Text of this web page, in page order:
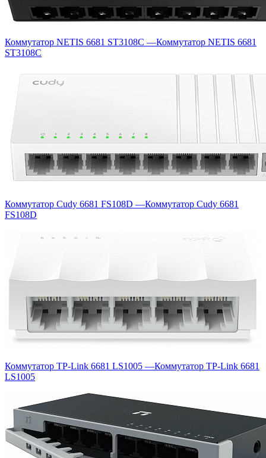
Коммутатор NETIS 6681 ST3108C —Коммутатор NETIS 6681
ST3108C
Коммутатор Cudy 6681 FS108D —Коммутатор Cudy 6681
FS108D
Коммутатор TP-Link 6681 LS1005 —Коммутатор TP-Link 6681
LS1005